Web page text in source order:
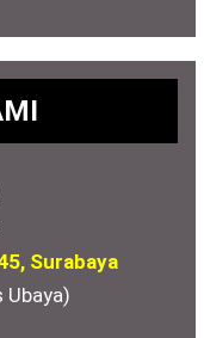
Surabaya
Ubaya)